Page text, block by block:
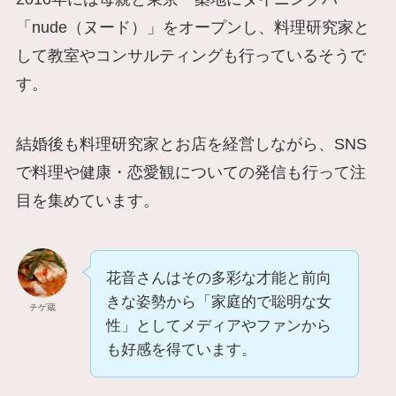
「nude（ヌード）」をオープンし、料理研究家と
して教室やコンサルティングも行っているそうで
す。
結婚後も料理研究家とお店を経営しながら、SNS
で料理や健康・恋愛観についての発信も行って注
目を集めています。
チゲ蔵
花音さんはその多彩な才能と前向
きな姿勢から「家庭的で聡明な女
性」としてメディアやファンから
も好感を得ています。